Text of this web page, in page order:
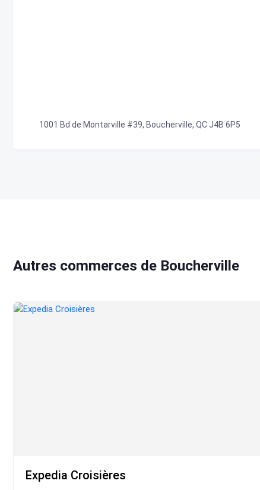
1001 Bd de Montarville #39, Boucherville, QC J4B 6P5
Autres commerces de Boucherville
Expedia Croisières